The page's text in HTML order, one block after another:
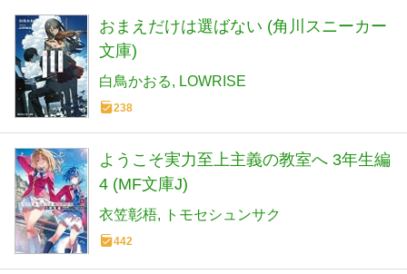
おまえだけは選ばない (角川スニーカー
文庫)
白鳥かおる LOWRISE
238
ようこそ実力至上主義の教室へ 3年生編
4 (MF文庫J)
衣笠彰梧 トモセシュンサク
442